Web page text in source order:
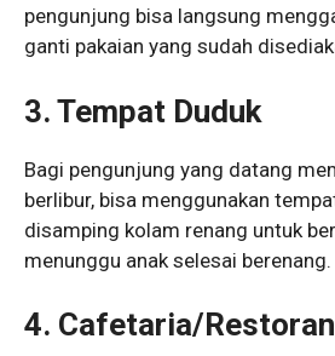
pengunjung bisa langsung
ganti pakaian yang sudah
3. Tempat Duduk
Bagi pengunjung yang datang
berlibur, bisa menggunakan
disamping kolam renang untuk
menunggu anak selesai berenang.
4. Cafetaria/Restoran